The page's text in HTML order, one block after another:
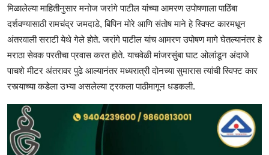
मिळालेल्या माहितीनुसार मनोज जरांगे पाटील यांच्या आमरण उपोषणाला पाठिंबा
दर्शवण्यासाठी रामचंद्र जमदाडे, बिपिन मोरे आणि संतोष माने हे स्विफ्ट कारमधून
अंतरवाली सराटी येथे गेले होते. जरांगे पाटील यांच आमरण उपोषण मागे घेतल्यानंतर हे
मराठा सेवक परतीचा प्रवास करत होते. याचवेळी मांजरसुंबा घाट ओलांडून अंदाजे
पाचशे मीटर अंतरावर पुढे आल्यानंतर मध्यरात्री दोनच्या सुमारास त्यांची स्विफ्ट कार
रस्त्याच्या कडेला उभ्या असलेल्या ट्रकला पाठीमागून धडकली.